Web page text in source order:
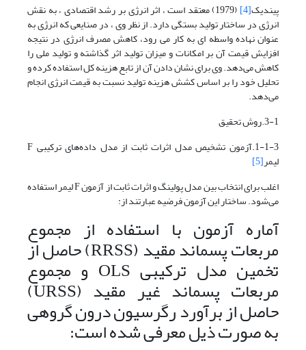
پیندیک[4] (1979) معتقد است ، اثر انرژی بر رشد اقتصادی ، به نقش
انرژی در ساختار تولید بستگی دارد. از نظر وی ، در صنایعی که انرژی به
عنوان نهاده واسطه ای به کار می رود، کاهش مصرف انرژی در نتیجه
افزایش قیمت آن بر امکانات و میزان تولید اثر گذاشته و تولید ملی را
کاهش می‌دهد. وی برای نشان دادن آن از تابع هزینه کل استفاده کرده و
تحلیل خود را بر اساس کشش هزینه تولید نسبت به قیمت انرژی انجام
می‌دهد.
3-1.روش تحقیق
1-1-3.آزمون تشخیص مدل اثرات ثابت از مدل داده‌های ترکیبی F
لیمر[5]
اغلب برای انتخاب بین مدل پولینگ و اثرات ثابت از آزمون F لیمر استفاده
می‌شود. ساختار این آزمون فرضیه عبارتند از:
آماره آزمون با استفاده از مجموع
مربعات پسماند مقید (RRSS) حاصل از
تخمین مدل ترکیبی OLS و مجموع
مربعات پسماند غیر مقید (URSS)
حاصل از برآورد رگرسیون درون گروهی
به صورت ذیل معرفی شده است: